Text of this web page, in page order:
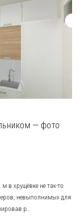
— фото
в хрущёвке не так-то
невыполнимых для
р...